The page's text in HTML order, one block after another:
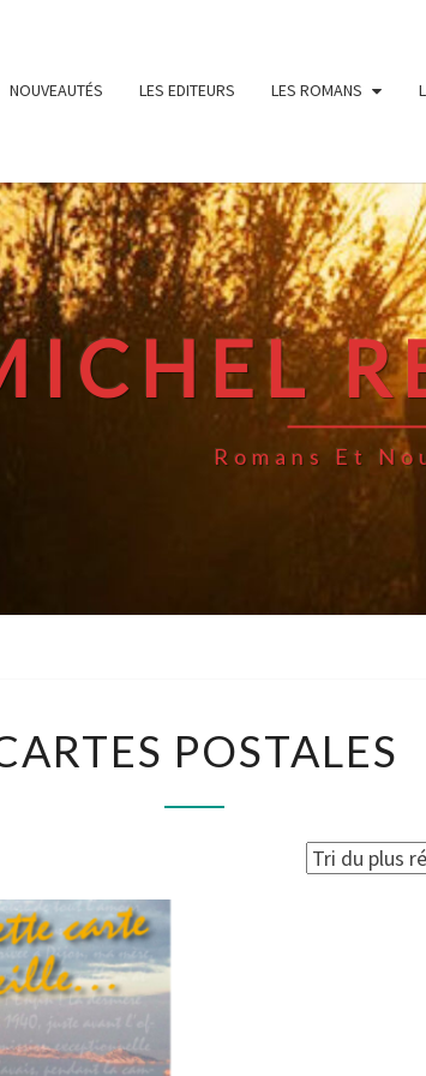
NOUVEAUTÉS LES EDITEURS LES ROMANS
Romans Et
POSTALES
POSTALES